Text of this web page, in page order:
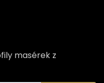
masérek z